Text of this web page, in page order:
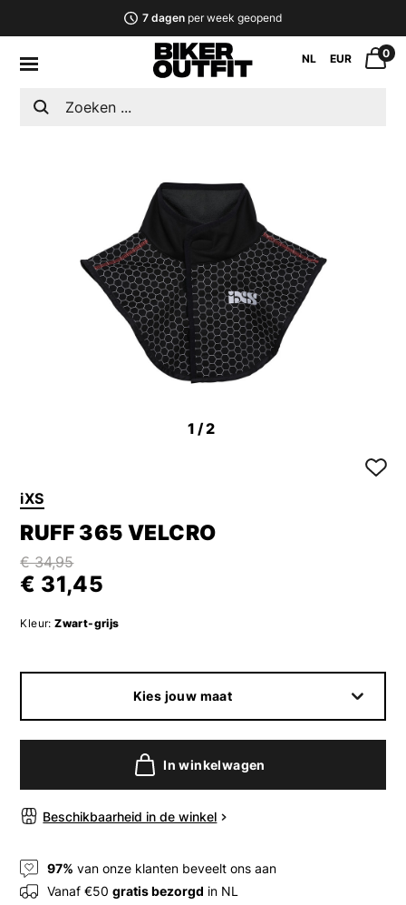
7 dagenper week geopend
NL EUR 0
1/2
iXS
RUFF 365 VELCRO
€ 34,95
€ 31,45
Kleur: Zwart-grijs
Kies jouw maat
In winkelwagen
Beschikbaarheid in de winkel
97% van onze klanten beveelt ons aan
Vanaf €50gratis bezorgd in NL